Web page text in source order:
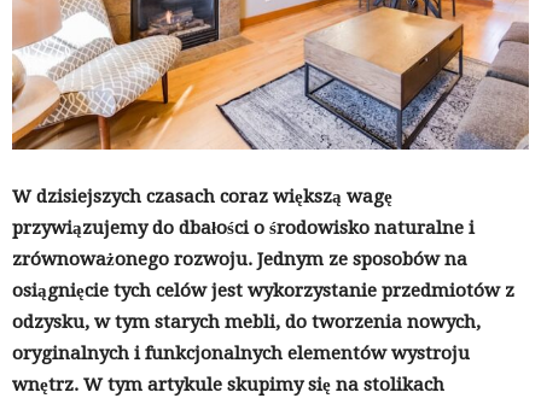
W dzisiejszych czasach coraz większą wagę
przywiązujemy do dbałości o środowisko naturalne i
zrównoważonego rozwoju. Jednym ze sposobów na
osiągnięcie tych celów jest wykorzystanie przedmiotów z
odzysku, w tym starych mebli, do tworzenia nowych,
oryginalnych i funkcjonalnych elementów wystroju
wnętrz. W tym artykule skupimy się na stolikach